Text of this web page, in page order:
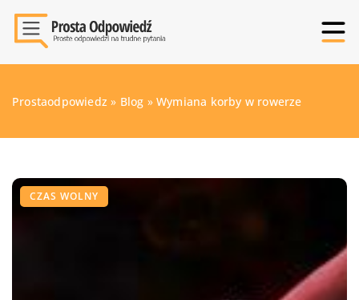
Prostaodpowiedz » Blog »Wymiana korby w rowerze
CZAS WOLNY